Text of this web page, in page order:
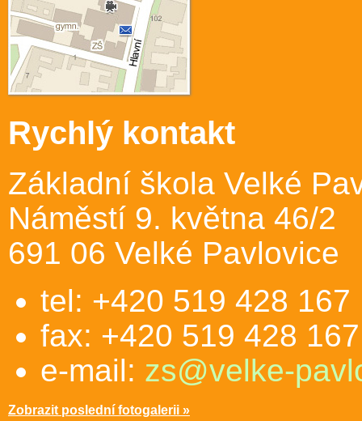
Rychlý kontakt
Základní škola Velké
Náměstí 9. května 46/2
691 06 Velké Pavlovice
tel: +420 519 428 167
fax: +420 519 428 167
e-mail: zs@velke-
Zobrazit poslední fotogalerii »